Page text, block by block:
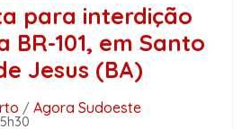
para interdição
BR-101, em Santo
Jesus (BA)
/ Agora Sudoeste